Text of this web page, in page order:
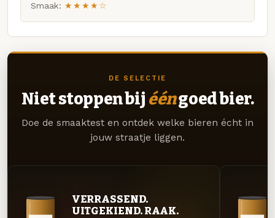
Smaak: ★★★★☆
DE SELECTIE
Niet stoppen bij ééngoed bier.
Doe de smaaktest en ontdek welke bieren écht in
jouw straatje liggen.
VERRASSEND.
UITGEKIEND. RAAK.